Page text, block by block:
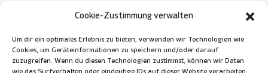
Cookie-Zustimmung verwalten
Um dir ein optimales Erlebnis zu bieten, verwenden wir Technologien wie
Cookies, um Geräteinformationen zu speichern und/oder darauf
zuzugreifen. Wenn du diesen Technologien zustimmst, können wir Daten